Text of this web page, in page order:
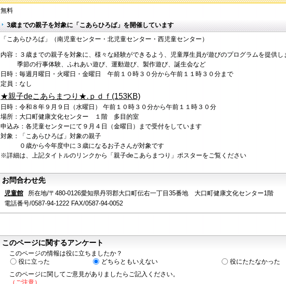
無料
3歳までの親子を対象に「こあらひろば」を開催しています
「こあらひろば」（南児童センター・北児童センター・西児童センター）
内容：３歳までの親子を対象に、様々な経験ができるよう、児童厚生員が遊びのプログラムを提供し
季節の行事体験、ふれあい遊び、運動遊び、製作遊び、誕生会など
日時：毎週月曜日・火曜日・金曜日 午前１０時３０分から午前１１時３０分まで
定員：なし
★親子deこあらまつり★.ｐｄｆ(153KB)
日時：令和８年９月９日（水曜日） 午前１０時３０分から午前１１時３０分
場所：大口町健康文化センター １階 多目的室
申込み：各児童センターにて９月４日（金曜日）まで受付をしています
対象：「こあらひろば」対象の親子
０歳から今年度中に３歳になるお子さんが対象です
※詳細は、上記タイトルのリンクから「親子deこあらまつり」ポスターをご覧ください
お問合わせ先
児童館
所在地/〒480-0126愛知県丹羽郡大口町伝右一丁目35番地 大口町健康文化センター1階
電話番号/0587-94-1222 FAX/0587-94-0052
このページに関するアンケート
このページの情報は役に立ちましたか？
役に立った
どちらともいえない
役にたたなかった
このページに関してご意見がありましたらご記入ください。
（ご注意）